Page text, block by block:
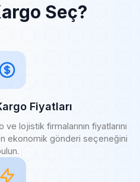
Seç?
Fiyatları
lojistik firmalarının fiyatlarını
ekonomik gönderi seçeneğini